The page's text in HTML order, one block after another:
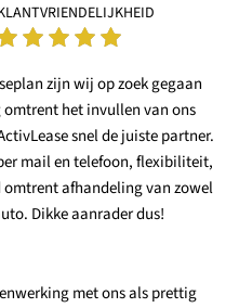
zijn wij op zoek gegaan
het invullen van ons
snel de juiste partner.
mail en telefoon, flexibiliteit,
omtrent afhandeling van zowel
Dikke aanrader dus!
met ons als prettig